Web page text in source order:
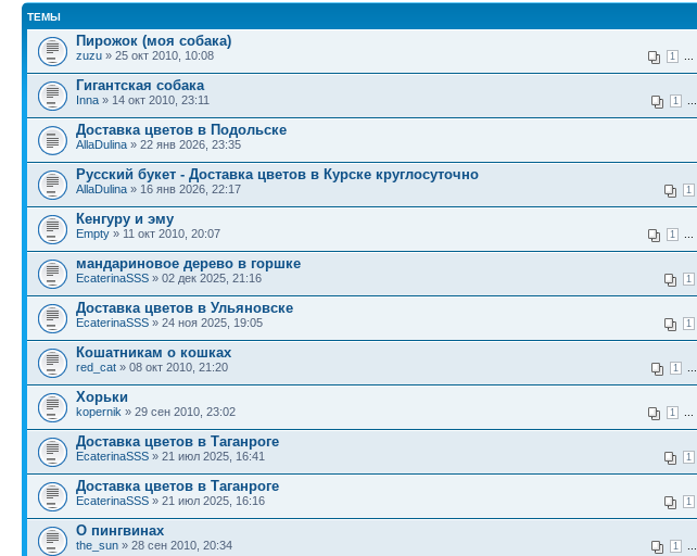
ТЕМЫ
Пирожок (моя собака)
1
zuzu » 25 окт 2010, 10:08
Гигантская собака
1
Inna » 14 окт 2010, 23:11
Доставка цветов в Подольске
AllaDulina » 22 янв 2026, 23:35
Русский букет - Доставка цветов в Курске круглосуточно
1
AllaDulina » 16 янв 2026, 22:17
Кенгуру и эму
1
Empty » 11 окт 2010, 20:07
мандариновое дерево в горшке
1
EcaterinaSSS » 02 дек 2025, 21:16
Доставка цветов в Ульяновске
1
EcaterinaSSS » 24 ноя 2025, 19:05
Кошатникам о кошках
1
red_cat » 08 окт 2010, 21:20
Хорьки
1
kopernik » 29 сен 2010, 23:02
Доставка цветов в Таганроге
1
EcaterinaSSS » 21 июл 2025, 16:41
Доставка цветов в Таганроге
1
EcaterinaSSS » 21 июл 2025, 16:16
О пингвинах
1
the_sun » 28 сен 2010, 20:34